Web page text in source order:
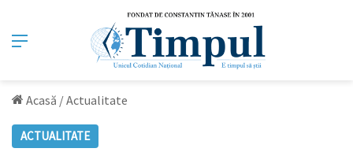
Meniu
Acasă /Actualitate
ACTUALITATE